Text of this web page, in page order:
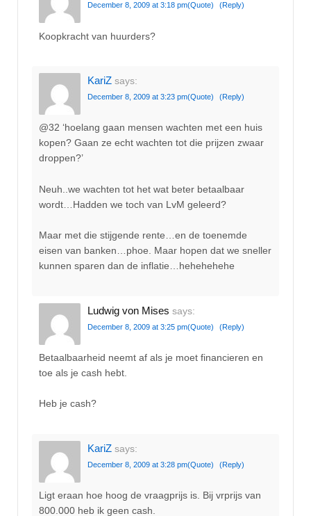
December 8, 2009 at 3:18 pm(Quote) (Reply)
Koopkracht van huurders?
KariZ says:
December 8, 2009 at 3:23 pm(Quote) (Reply)
@32 ‘hoelang gaan mensen wachten met een huis
kopen? Gaan ze echt wachten tot die prijzen zwaar
droppen?’
Neuh..we wachten tot het wat beter betaalbaar
wordt…Hadden we toch van LvM geleerd?
Maar met die stijgende rente…en de toenemde
eisen van banken…phoe. Maar hopen dat we sneller
kunnen sparen dan de inflatie…hehehehehe
Ludwig von Mises says:
December 8, 2009 at 3:25 pm(Quote) (Reply)
Betaalbaarheid neemt af als je moet financieren en
toe als je cash hebt.
Heb je cash?
KariZ says:
December 8, 2009 at 3:28 pm(Quote) (Reply)
Ligt eraan hoe hoog de vraagprijs is. Bij vrprijs van
800.000 heb ik geen cash.